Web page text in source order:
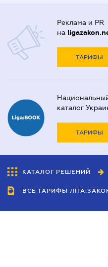
Реклама и PR
на
ТАРИФЫ
каталог
ТАРИФЫ
КАТАЛОГ РЕШЕНИЙ
ВСЕ ТАРИФЫ